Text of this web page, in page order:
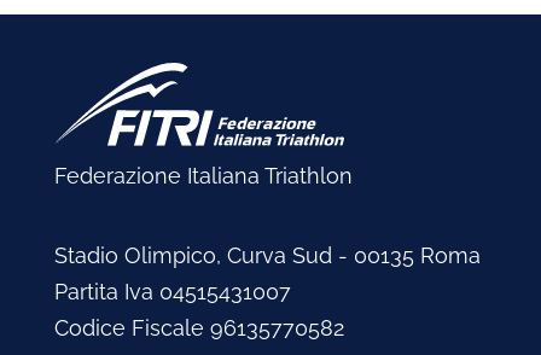
Federazione Italiana Triathlon
Stadio Olimpico, Curva Sud - 00135 Roma
Partita Iva 04515431007
Codice Fiscale 96135770582